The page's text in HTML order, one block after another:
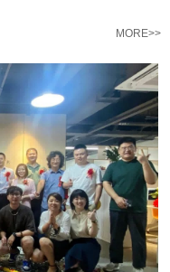
MORE>>